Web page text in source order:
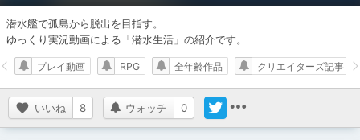
潜水艦で孤島から脱出を目指す。
ゆっくり実況動画による「潜水生活」の紹介です。
いいね 8 ウォッチ 0
プレイ動画 RPG 全年齢作品 クリエイターズ記事